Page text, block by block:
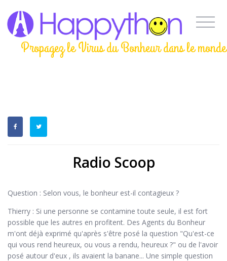
Propagez le Virus du Bonheur dans le monde
Radio Scoop
Question : Selon vous, le bonheur est-il contagieux ?
Thierry : Si une personne se contamine toute seule, il est fort
possible que les autres en profitent. Des Agents du Bonheur
m'ont déjà exprimé qu'après s'être posé la question "Qu'est-ce
qui vous rend heureux, ou vous a rendu, heureux ?" ou de l'avoir
posé autour d'eux , ils avaient la banane... Une simple question